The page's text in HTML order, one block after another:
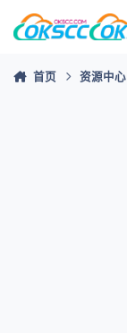
跳转到帖子
首页 资源中心